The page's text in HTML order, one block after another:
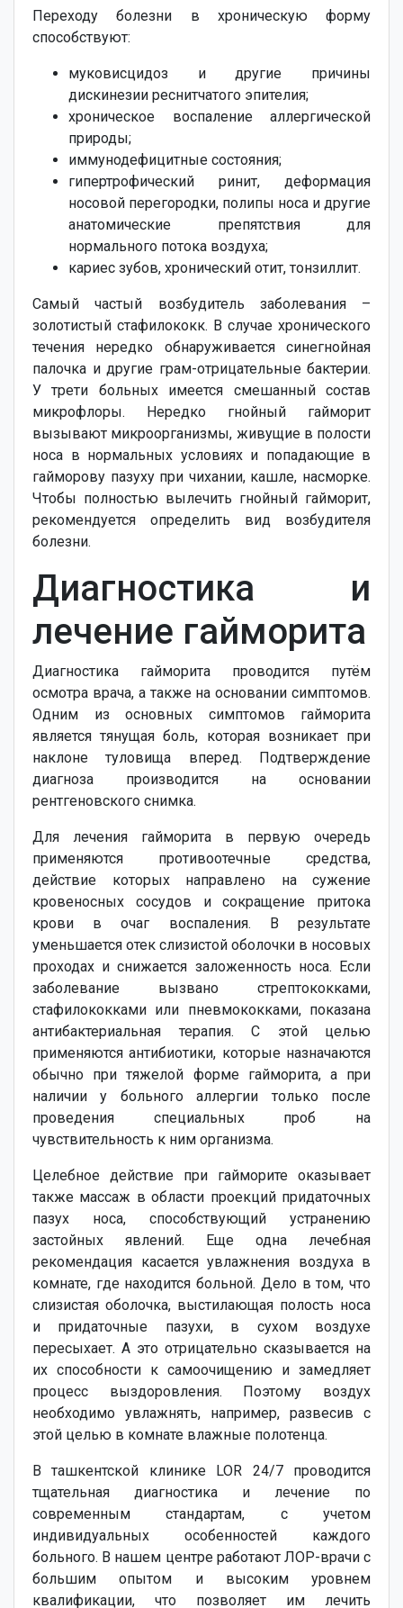
Переходу болезни в хроническую форму
способствуют:
муковисцидоз и другие причины
дискинезии реснитчатого эпителия;
хроническое воспаление аллергической
природы;
иммунодефицитные состояния;
гипертрофический ринит, деформация
носовой перегородки, полипы носа и другие
анатомические препятствия для
нормального потока воздуха;
кариес зубов, хронический отит, тонзиллит.
Самый частый возбудитель заболевания –
золотистый стафилококк. В случае хронического
течения нередко обнаруживается синегнойная
палочка и другие грам-отрицательные бактерии.
У трети больных имеется смешанный состав
микрофлоры. Нередко гнойный гайморит
вызывают микроорганизмы, живущие в полости
носа в нормальных условиях и попадающие в
гайморову пазуху при чихании, кашле, насморке.
Чтобы полностью вылечить гнойный гайморит,
рекомендуется определить вид возбудителя
болезни.
Диагностика и
лечение гайморита
Диагностика гайморита проводится путём
осмотра врача, а также на основании симптомов.
Одним из основных симптомов гайморита
является тянущая боль, которая возникает при
наклоне туловища вперед. Подтверждение
диагноза производится на основании
рентгеновского снимка.
Для лечения гайморита в первую очередь
применяются противоотечные средства,
действие которых направлено на сужение
кровеносных сосудов и сокращение притока
крови в очаг воспаления. В результате
уменьшается отек слизистой оболочки в носовых
проходах и снижается заложенность носа. Если
заболевание вызвано стрептококками,
стафилококками или пневмококками, показана
антибактериальная терапия. С этой целью
применяются антибиотики, которые назначаются
обычно при тяжелой форме гайморита, а при
наличии у больного аллергии только после
проведения специальных проб на
чувствительность к ним организма.
Целебное действие при гайморите оказывает
также массаж в области проекций придаточных
пазух носа, способствующий устранению
застойных явлений. Еще одна лечебная
рекомендация касается увлажнения воздуха в
комнате, где находится больной. Дело в том, что
слизистая оболочка, выстилающая полость носа
и придаточные пазухи, в сухом воздухе
пересыхает. А это отрицательно сказывается на
их способности к самоочищению и замедляет
процесс выздоровления. Поэтому воздух
необходимо увлажнять, например, развесив с
этой целью в комнате влажные полотенца.
В ташкентской клинике LOR 24/7 проводится
тщательная диагностика и лечение по
современным стандартам, с учетом
индивидуальных особенностей каждого
больного. В нашем центре работают ЛОР-врачи с
большим опытом и высоким уровнем
квалификации, что позволяет им лечить